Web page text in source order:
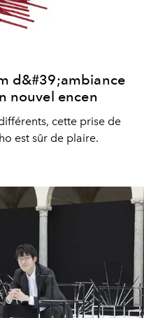
d&#39;ambiance
nouvel encen
cette prise de
est sûr de plaire.